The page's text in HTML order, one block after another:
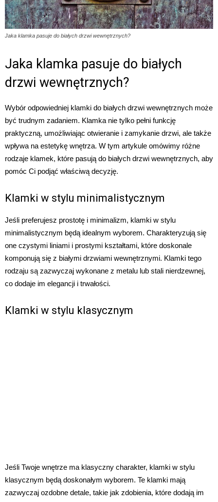
Jaka klamka pasuje do białych drzwi wewnętrznych?
Jaka klamka pasuje do białych
drzwi wewnętrznych?
Wybór odpowiedniej klamki do białych drzwi wewnętrznych może
być trudnym zadaniem. Klamka nie tylko pełni funkcję
praktyczną, umożliwiając otwieranie i zamykanie drzwi, ale także
wpływa na estetykę wnętrza. W tym artykule omówimy różne
rodzaje klamek, które pasują do białych drzwi wewnętrznych, aby
pomóc Ci podjąć właściwą decyzję.
Klamki w stylu minimalistycznym
Jeśli preferujesz prostotę i minimalizm, klamki w stylu
minimalistycznym będą idealnym wyborem. Charakteryzują się
one czystymi liniami i prostymi kształtami, które doskonale
komponują się z białymi drzwiami wewnętrznymi. Klamki tego
rodzaju są zazwyczaj wykonane z metalu lub stali nierdzewnej,
co dodaje im elegancji i trwałości.
Klamki w stylu klasycznym
Jeśli Twoje wnętrze ma klasyczny charakter, klamki w stylu
klasycznym będą doskonałym wyborem. Te klamki mają
zazwyczaj ozdobne detale, takie jak zdobienia, które dodają im